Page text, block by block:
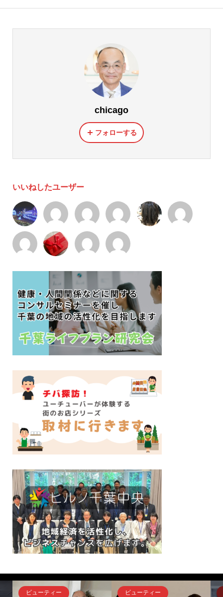
chicago
フォローする
いいねしたユーザー
ビューティー ビューティー